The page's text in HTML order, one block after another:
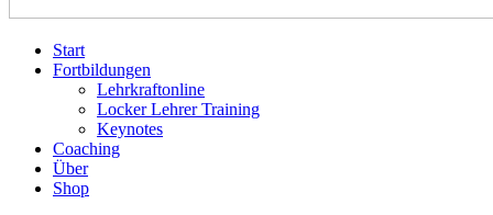
Start
Fortbildungen
Lehrkraftonline
Locker Lehrer Training
Keynotes
Coaching
Über
Shop